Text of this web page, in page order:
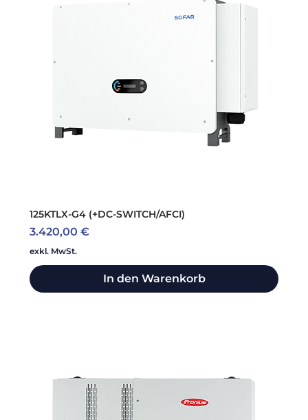
125KTLX-G4 (+DC-SWITCH/AFCI)
Preis
3.420,00 €
exkl. MwSt.
In den Warenkorb